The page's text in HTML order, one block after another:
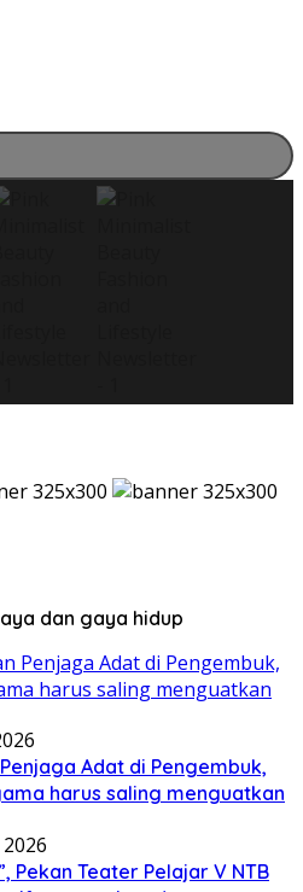
dan gaya hidup
Adat di Pengembuk,
harus saling menguatkan
Pekan Teater Pelajar V NTB